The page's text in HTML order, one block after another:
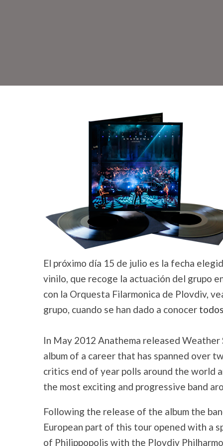
El próximo día 15 de julio es la fecha
vinilo, que recoge la actuación del grupo
con la Orquesta Filarmonica de Plovdiv,
grupo, cuando se han dado a conocer
In May 2012 Anathema released
album of a career that has spanned over
critics end of year polls around the world
the most exciting and progressive band
Following the release of the album the
European part of this tour opened with a
of Philippopolis with the Plovdiv